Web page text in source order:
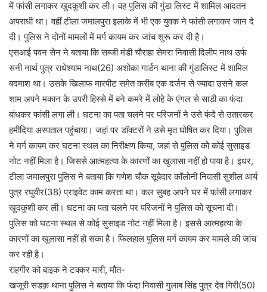
में फांसी लगाकर खुदकुशी कर ली। वह पुलिस की गुंडा लिस्ट में शामिल आदतन
अपराधी था। वहीं टीला जमालपुरा इलाके में भी एक युवक ने फांसी लगाकर जान दे
दी। पुलिस ने दोनों मामलों में मर्ग कायम कर जांच शुरू कर दी है।
एसआई पवन सेन ने बताया कि सब्जी मंडी चौराहा सेमरा निवासी दिलीप नाथ उर्फ
सनी नार्थ पुत्र राधेश्याम नाथ(26) अशोका गार्डन थाना की गुंडालिस्ट में शामिल
बदमाश था। उसके खिलाफ मारपीट समेत करीब एक दर्जन से ज्यादा उसने कल
शाम अपने मकान के उपरी हिस्से में बने कमरे में लोहे के एंगल से साड़ी का फंदा
बांधकर फांसी लगा ली। घटना का पता चलने पर परिजनों ने उसे फंदे से उतारकर
हमीदिया अस्पताल पहुंचाया। जहां पर डॉक्टरों ने उसे मृत घोषित कर दिया। पुलिस
ने मर्ग कायम कर घटना स्थल का निरीक्षण किया, जहां से पुलिस को कोई सुसाइड
नोट नहीं मिला है। जिससे आत्महत्या के कारणों का खुलासा नहीं हो पाया है। इधर,
टीला जमालपुरा पुलिस ने बताया कि गणेश चौक सूबेदार कॉलोनी निवासी सुशील आर्य
पुत्र रघुवीर(38) प्राइवेट काम करता था। कल सुबह अपने घर में फांसी लगाकर
खुदकुशी कर ली। घटना का पता चलने पर परिजनों ने पुलिस को सूचना दी।
पुलिस को घटना स्थल से कोई सुसाइड नोट नहीं मिला है। इससे आत्महत्या के
कारणों का खुलासा नहीं हो सका है। फिलहाल पुलिस मर्ग कायम कर मामले की जांच
कर रही है।
राहगीर को बाइक ने टक्कर मारी, मौत-
खजूरी सडक़ थाना पुलिस ने बताया कि फंदा निवासी गुलाब सिंह पुत्र देव गिरी(50)